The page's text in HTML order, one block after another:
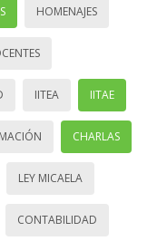
HOMENAJES
IITEA IITAE
CHARLAS
LEY MICAELA
CONTABILIDAD